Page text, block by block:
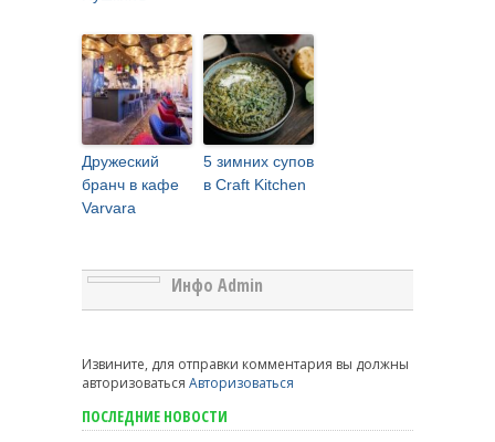
Дружеский
бранч в кафе
Varvara
5 зимних супов
в Craft Kitchen
Инфо Admin
Извините, для отправки комментария вы должны
авторизоваться Авторизоваться
ПОСЛЕДНИЕ НОВОСТИ